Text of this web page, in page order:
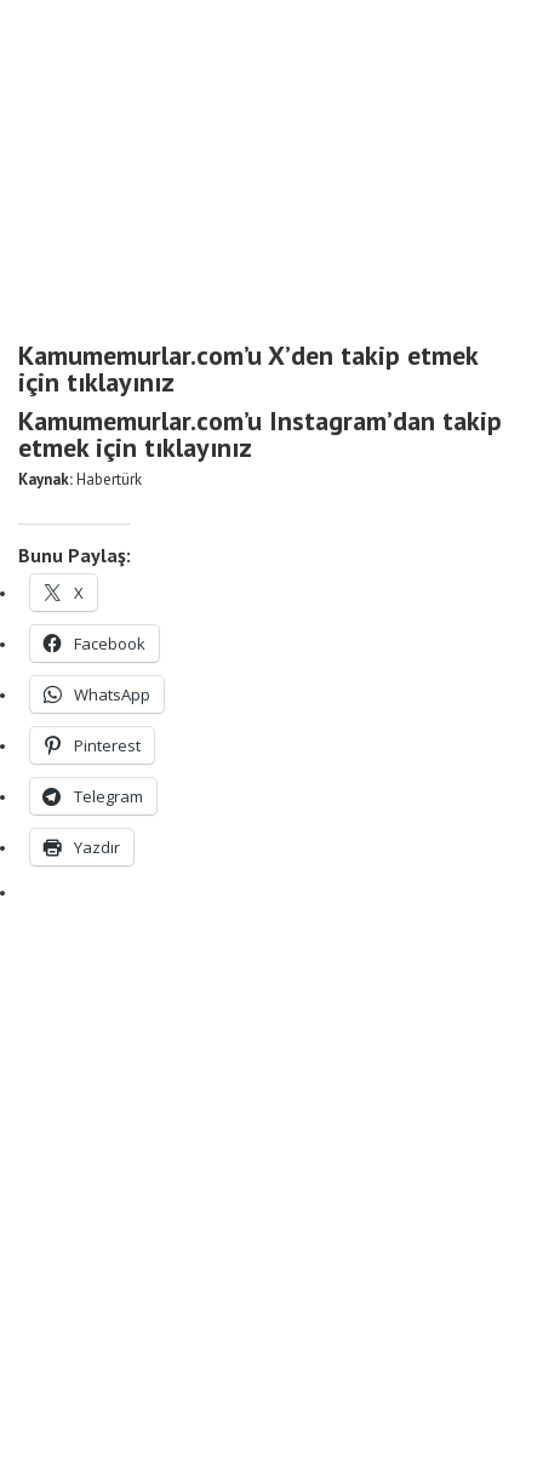
Kamumemurlar.com’u X’den takip etmek
için tıklayınız
Kamumemurlar.com’u Instagram’dan takip
etmek için tıklayınız
Kaynak:Habertürk
Bunu Paylaş:
X
Facebook
WhatsApp
Pinterest
Telegram
Yazdır